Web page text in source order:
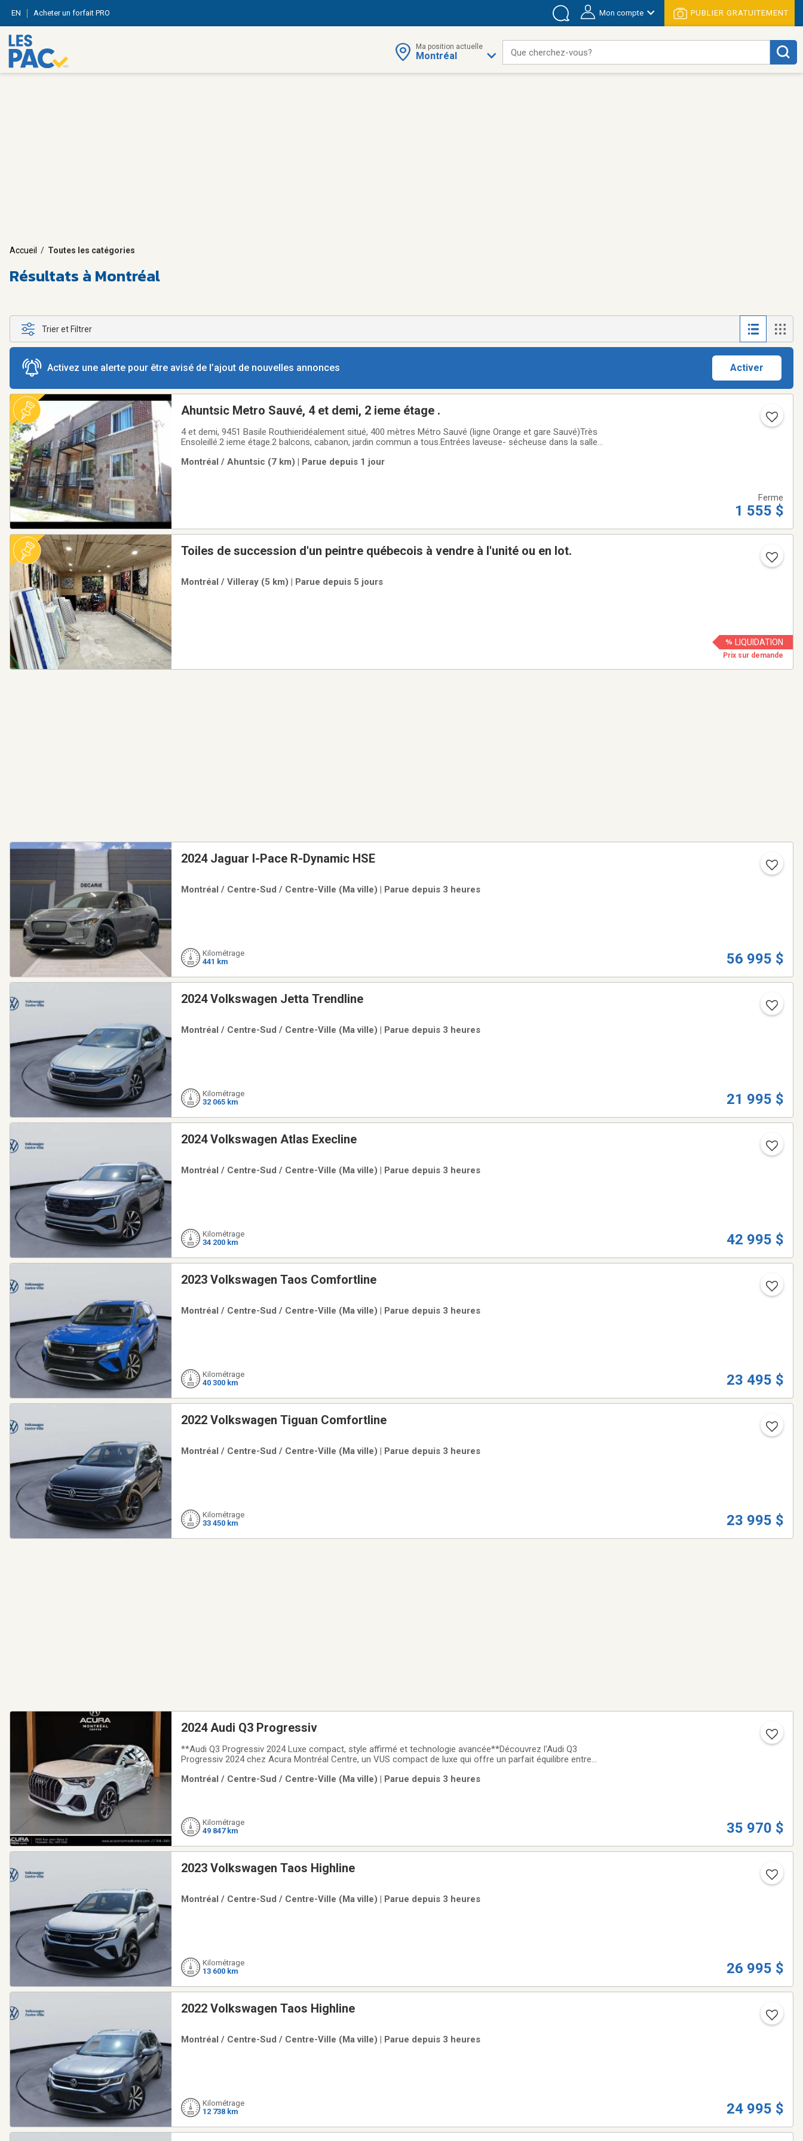
EN Acheter un forfait PRO Mon compte PUBLIER GRATUITEMENT
Ma position actuelle
Montréal Que cherchez-vous?
Accueil / Toutes les catégories
Résultats à Montréal
Trier et Filtrer
Activez une alerte pour être avisé de l’ajout de nouvelles annonces Activer
Ahuntsic Metro Sauvé, 4 et demi, 2 ieme étage .
4 et demi, 9451 Basile Routhieridéalement situé, 400 mètres Métro Sauvé (ligne Orange et gare Sauvé)Très
Ensoleillé.2 ieme étage.2 balcons, cabanon, jardin commun a tous.Entrées laveuse- sécheuse dans la salle
Non fumeur .Pas d animauxbureau
Montréal / Ahuntsic (7 km) | Parue depuis 1 jour
Ferme
1 555 $
Toiles de succession d'un peintre québecois à vendre à l'unité ou en lot.
Montréal / Villeray (5 km) | Parue depuis 5 jours
LIQUIDATION
Prix sur demande
2024 Jaguar I-Pace R-Dynamic HSE
Montréal / Centre-Sud / Centre-Ville (Ma ville) | Parue depuis 3 heures
Kilométrage
441 km
56 995 $
2024 Volkswagen Jetta Trendline
Montréal / Centre-Sud / Centre-Ville (Ma ville) | Parue depuis 3 heures
Kilométrage
32 065 km
21 995 $
2024 Volkswagen Atlas Execline
Montréal / Centre-Sud / Centre-Ville (Ma ville) | Parue depuis 3 heures
Kilométrage
34 200 km
42 995 $
2023 Volkswagen Taos Comfortline
Montréal / Centre-Sud / Centre-Ville (Ma ville) | Parue depuis 3 heures
Kilométrage
40 300 km
23 495 $
2022 Volkswagen Tiguan Comfortline
Montréal / Centre-Sud / Centre-Ville (Ma ville) | Parue depuis 3 heures
Kilométrage
33 450 km
23 995 $
2024 Audi Q3 Progressiv
**Audi Q3 Progressiv 2024 Luxe compact, style affirmé et technologie avancée**Découvrez l'Audi Q3
Progressiv 2024 chez Acura Montréal Centre, un VUS compact de luxe qui offre un parfait équilibre entre
immédiatement l'attention.À l'intérieur, profitez
Montréal / Centre-Sud / Centre-Ville (Ma ville) | Parue depuis 3 heures
Kilométrage
49 847 km
35 970 $
2023 Volkswagen Taos Highline
Montréal / Centre-Sud / Centre-Ville (Ma ville) | Parue depuis 3 heures
Kilométrage
13 600 km
26 995 $
2022 Volkswagen Taos Highline
Montréal / Centre-Sud / Centre-Ville (Ma ville) | Parue depuis 3 heures
Kilométrage
12 738 km
24 995 $